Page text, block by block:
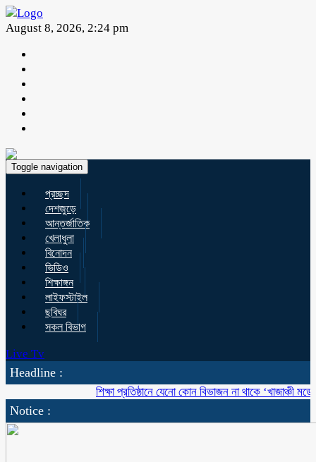
August 8, 2026, 2:24 pm
Toggle navigation
প্রচ্ছদ
দেশজুড়ে
আন্তর্জাতিক
খেলাধুলা
বিনোদন
ভিডিও
শিক্ষাঙ্গন
লাইফস্টাইল
ছবিঘর
সকল বিভাগ
Live Tv
Headline :
শিক্ষা প্রতিষ্ঠানে যেনো কোন বিভাজন না থাকে ‘খাজাঞ্চী
Notice :